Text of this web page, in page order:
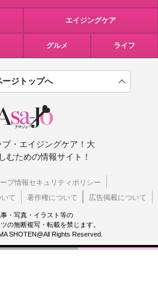
エイジングケア
グルメ ライフ
ージトップへ
ブ・エイジングケア！大
むための情報サイト！
プ情報セキュリティポリシー
て
著作権について 広告掲載について
・写真・イラスト等の
の無断複写・転載を禁じます。
SHOTEN@All Rights Reserved.